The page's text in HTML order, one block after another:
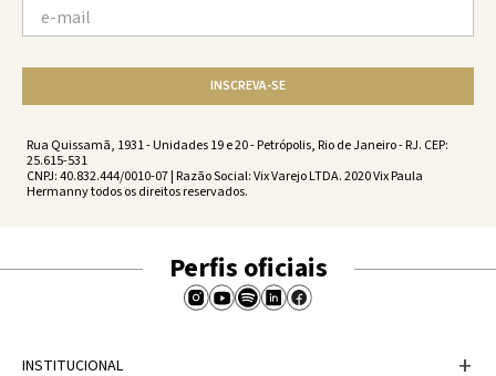
'calcinha-cleo-br-black-black-
vs251074-001'
O que você está procurando?